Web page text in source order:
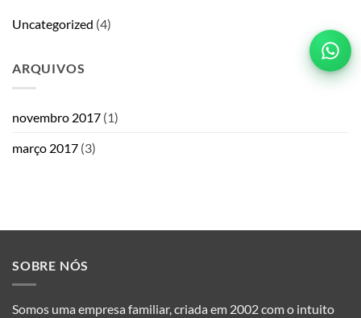
Uncategorized (4)
ARQUIVOS
novembro 2017 (1)
março 2017 (3)
SOBRE NÓS
Somos uma empresa familiar, criada em 2002 com o intuito